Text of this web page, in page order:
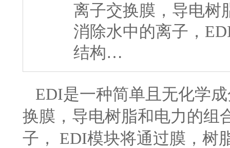
离子交换膜，导电树
消除水中的离子，
结构…
EDI是一种简单且无化学
换膜，导电树脂和电力的组
子， EDI模块将通过膜，树